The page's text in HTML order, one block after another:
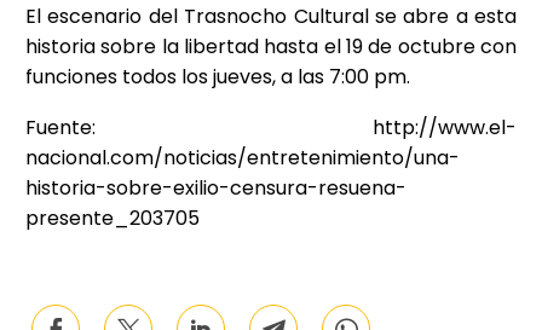
El escenario del Trasnocho Cultural se abre a esta
historia sobre la libertad hasta el 19 de octubre con
funciones todos los jueves, a las 7:00 pm.
Fuente: http://www.el-
nacional.com/noticias/entretenimiento/una-
historia-sobre-exilio-censura-resuena-
presente_203705